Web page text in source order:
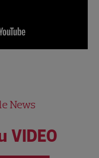
News
VIDEO